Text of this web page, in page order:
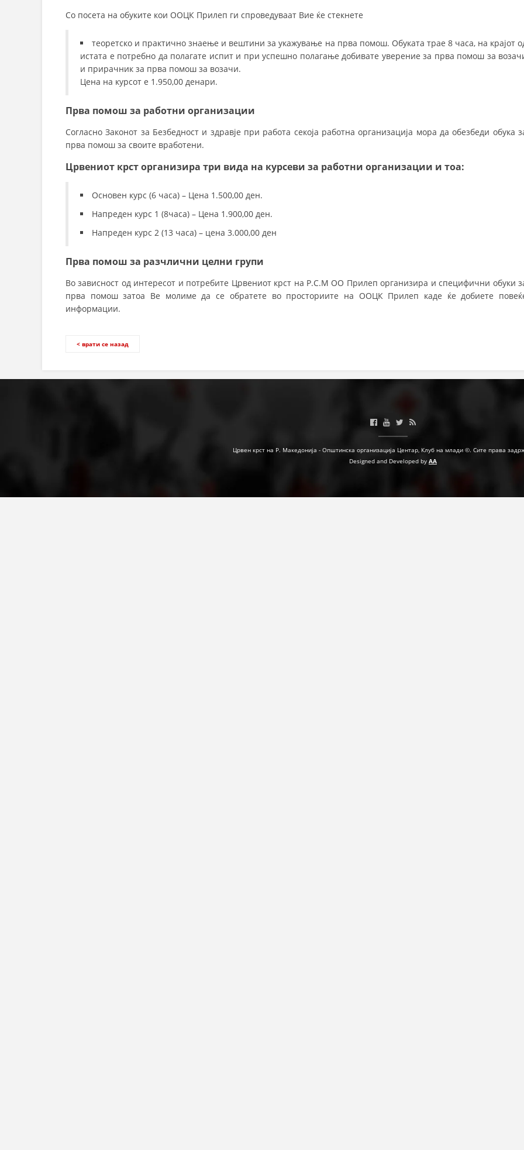
ПРЕЗЕНТАЦИИ
Со посета на обуките кои ООЦК Прилеп ги спроведуваат Вие ќе стекнете
теоретско и практично знаење и вештини за укажување на прва помош. Обуката трае 8 часа, на крајот
истата е потребно да полагате испит и при успешно полагање добивате уверение за прва помош за
и прирачник за прва помош за возачи.
Цена на курсот е 1.950,00 денари.
Прва помош за работни организации
Согласно Законот за Безбедност и здравје при работа секоја работна организација мора да обезбеди обука
прва помош за своите вработени.
Црвениот крст организира три вида на курсеви за работни организации и тоа:
Основен курс (6 часа) – Цена 1.500,00 ден.
Напреден курс 1 (8часа) – Цена 1.900,00 ден.
Напреден курс 2 (13 часа) – цена 3.000,00 ден
Прва помош за разчлични целни групи
Во зависност од интересот и потребите Црвениот крст на Р.С.М ОО Прилеп организира и специфични обуки
прва помош затоа Ве молиме да се обратете во просториите на ООЦК Прилеп каде ќе добиете
информации.
< врати се назад
Црвен крст на Р. Македонија - Општинска организација Центар, Клуб на млади ©. Сите права
Designed and Developed by AA